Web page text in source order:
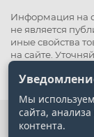
Информация на
не является
иные свойства
на сайте.
cookie
Мы
сайта,
контента.